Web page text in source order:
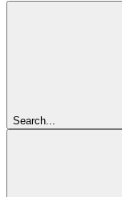
Search...